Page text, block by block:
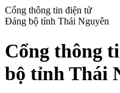
Cổng thông tin điện tử
Đảng bộ tỉnh Thái Nguyên
Cổng thông
bộ tỉnh Thái